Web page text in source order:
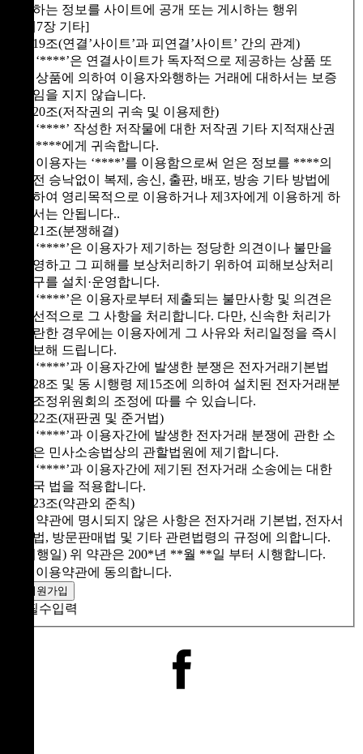
반하는 정보를 사이트에 공개 또는 게시하는 행위
[제7장 기타]
제19조(연결’사이트’과 피연결’사이트’ 간의 관계)
① ‘****’은 연결사이트가 독자적으로 제공하는 상품 또
는 상품에 의하여 이용자와행하는 거래에 대하서는 보증
책임을 지지 않습니다.
제20조(저작권의 귀속 및 이용제한)
① ‘****’ 작성한 저작물에 대한 저작권 기타 지적재산권
은 ****에게 귀속합니다.
② 이용자는 ‘****’를 이용함으로써 얻은 정보를 ****의
사전 승낙없이 복제, 송신, 출판, 배포, 방송 기타 방법에
의하여 영리목적으로 이용하거나 제3자에게 이용하게 하
여서는 안됩니다..
제21조(분쟁해결)
① ‘****’은 이용자가 제기하는 정당한 의견이나 불만을
반영하고 그 피해를 보상처리하기 위하여 피해보상처리
기구를 설치·운영합니다.
② ‘****’은 이용자로부터 제출되는 불만사항 및 의견은
우선적으로 그 사항을 처리합니다. 다만, 신속한 처리가
곤란한 경우에는 이용자에게 그 사유와 처리일정을 즉시
통보해 드립니다.
③ ‘****’과 이용자간에 발생한 분쟁은 전자거래기본법
제28조 및 동 시행령 제15조에 의하여 설치된 전자거래분
쟁조정위원회의 조정에 따를 수 있습니다.
제22조(재판권 및 준거법)
① ‘****’과 이용자간에 발생한 전자거래 분쟁에 관한 소
송은 민사소송법상의 관할법원에 제기합니다.
② ‘****’과 이용자간에 제기된 전자거래 소송에는 대한
민국 법을 적용합니다.
제23조(약관외 준칙)
당 약관에 명시되지 않은 사항은 전자거래 기본법, 전자서
명법, 방문판매법 및 기타 관련법령의 규정에 의합니다.
(시행일) 위 약관은 200*년 **월 **일 부터 시행합니다.
이용약관에 동의합니다.
필수입력